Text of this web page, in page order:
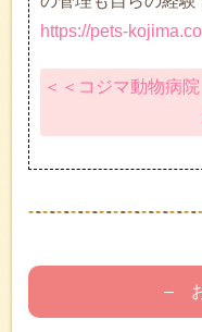
https://pets-
＜＜コジマ動物病
–